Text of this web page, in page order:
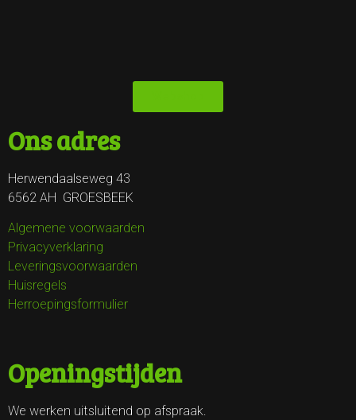
Ons adres
Herwendaalseweg 43
6562 AH GROESBEEK
Algemene voorwaarden
Privacyverklaring
Leveringsvoorwaarden
Huisregels
Herroepingsformulier
Openingstijden
We werken uitsluitend op afspraak.